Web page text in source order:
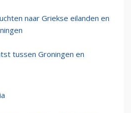
naar Griekse eilanden en
tussen Groningen en